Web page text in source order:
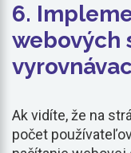
6.
webových
Ak vidíte, že na
počet